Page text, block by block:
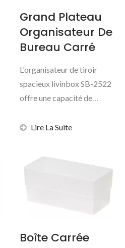
Grand Plateau
Organisateur De
Bureau Carré
L'organisateur de tiroir
spacieux livinbox SB-2522
offre une capacité de
Lire La Suite
Boîte Carrée